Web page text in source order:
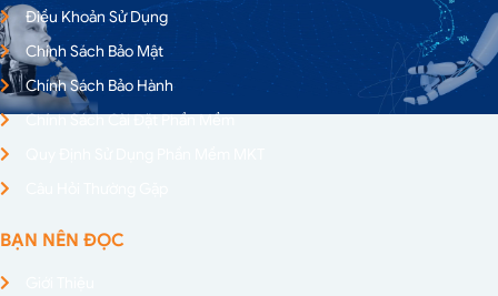
Điều Khoản Sử Dụng
Chính Sách Bảo Mật
Chính Sách Bảo Hành
Chính Sách Cài Đặt Phần Mềm
BẠN NÊN ĐỌC